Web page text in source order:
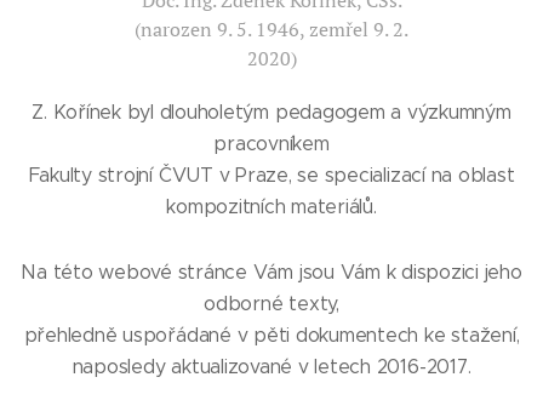
(narozen 9. 5. 1946, zemřel 9. 2.
2020)
Z. Kořínek byl dlouholetým pedagogem a výzkumným
pracovníkem
Fakulty strojní ČVUT v Praze, se specializací na oblast
kompozitních materiálů.
Na této webové stránce Vám jsou Vám k dispozici jeho
odborné texty,
přehledně uspořádané v pěti dokumentech ke stažení,
naposledy aktualizované v letech 2016-2017.